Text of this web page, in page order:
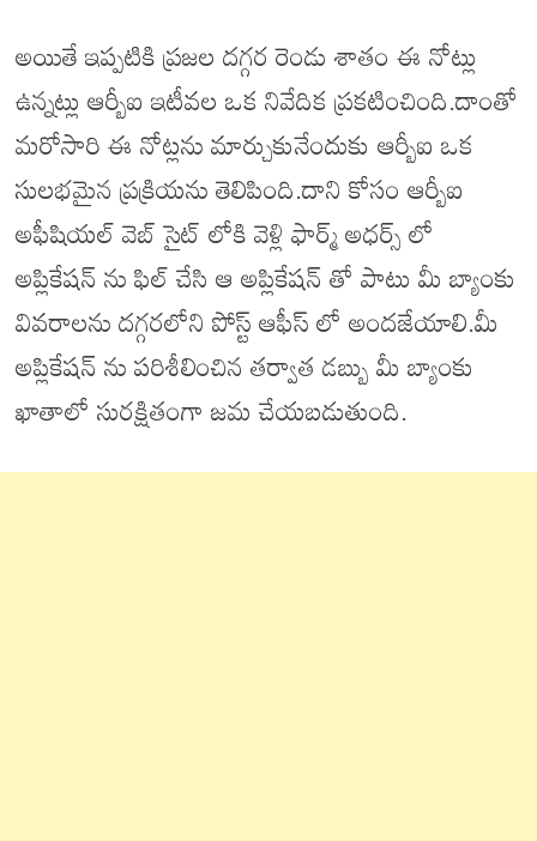
అయితే ఇప్పటికి ప్రజల దగ్గర రెండు శాతం ఈ నోట్లు
ఉన్నట్లు ఆర్బీఐ ఇటీవల ఒక నివేదిక ప్రకటించింది.దాంతో
మరోసారి ఈ నోట్లను మార్చుకునేందుకు ఆర్బీఐ ఒక
సులభమైన ప్రక్రియను తెలిపింది.దాని కోసం ఆర్బీఐ
అఫీషియల్ వెబ్ సైట్ లోకి వెళ్లి ఫార్మ్ అధర్స్ లో
అప్లికేషన్ ను ఫిల్ చేసి ఆ అప్లికేషన్ తో పాటు మీ బ్యాంకు
వివరాలను దగ్గరలోని పోస్ట్ ఆఫీస్ లో అందజేయాలి.మీ
అప్లికేషన్ ను పరిశీలించిన తర్వాత డబ్బు మీ బ్యాంకు
ఖాతాలో సురక్షితంగా జమ చేయబడుతుంది.